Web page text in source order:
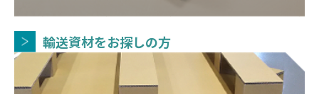
輸送資材をお探しの方